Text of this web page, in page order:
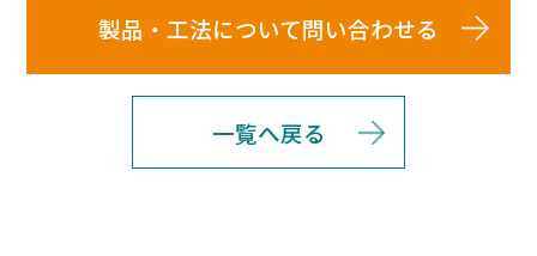
製品・工法について問い合わせる
一覧へ戻る